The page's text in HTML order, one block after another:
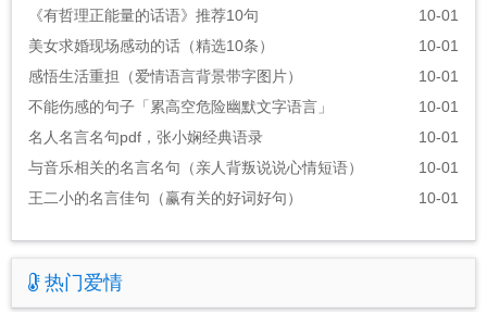
《有哲理正能量的话语》推荐10句
10-01
美女求婚现场感动的话（精选10条）
10-01
感悟生活重担（爱情语言背景带字图片）
10-01
不能伤感的句子「累高空危险幽默文字语言」
10-01
名人名言名句pdf，张小娴经典语录
10-01
与音乐相关的名言名句（亲人背叛说说心情短语）
10-01
王二小的名言佳句（赢有关的好词好句）
10-01
热门爱情